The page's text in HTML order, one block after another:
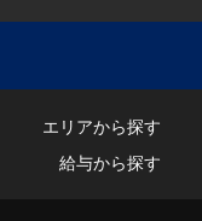
エリアから探す
給与から探す